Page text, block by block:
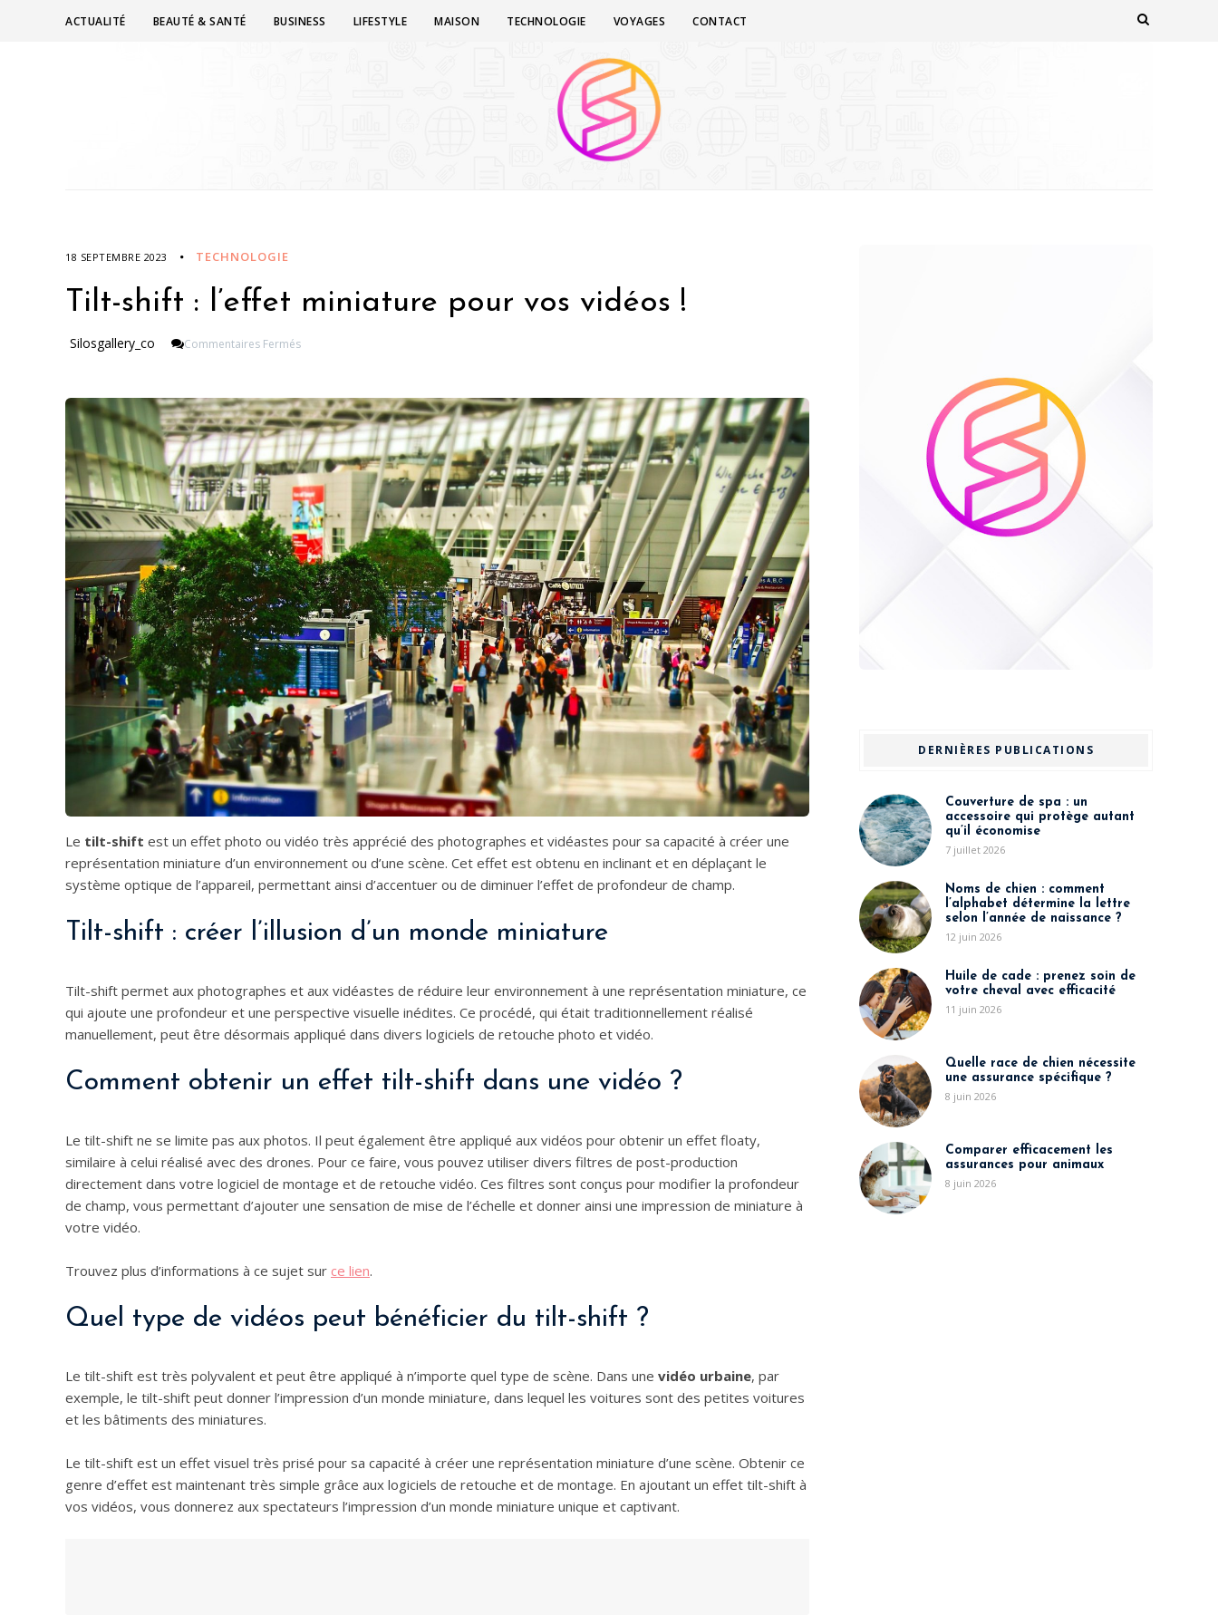
ACTUALITÉ BEAUTÉ & SANTÉ BUSINESS LIFESTYLE MAISON TECHNOLOGIE VOYAGES CONTACT
18 SEPTEMBRE 2023 TECHNOLOGIE
Tilt-shift : l’effet miniature pour vos vidéos !
Silosgallery_co Commentaires FermésSur
L’effet
Miniature
Pour
Vos
Vidéos
!
Le tilt-shift est un effet photo ou vidéo très apprécié des photographes et vidéastes pour sa capacité à créer une
représentation miniature d’un environnement ou d’une scène. Cet effet est obtenu en inclinant et en déplaçant le
système optique de l’appareil, permettant ainsi d’accentuer ou de diminuer l’effet de profondeur de champ.
Tilt-shift : créer l’illusion d’un monde miniature
Tilt-shift permet aux photographes et aux vidéastes de réduire leur environnement à une représentation miniature, ce
qui ajoute une profondeur et une perspective visuelle inédites. Ce procédé, qui était traditionnellement réalisé
manuellement, peut être désormais appliqué dans divers logiciels de retouche photo et vidéo.
Comment obtenir un effet tilt-shift dans une vidéo ?
Le tilt-shift ne se limite pas aux photos. Il peut également être appliqué aux vidéos pour obtenir un effet floaty,
similaire à celui réalisé avec des drones. Pour ce faire, vous pouvez utiliser divers filtres de post-production
directement dans votre logiciel de montage et de retouche vidéo. Ces filtres sont conçus pour modifier la profondeur
de champ, vous permettant d’ajouter une sensation de mise de l’échelle et donner ainsi une impression de miniature à
votre vidéo.
Trouvez plus d’informations à ce sujet sur ce lien.
Quel type de vidéos peut bénéficier du tilt-shift ?
Le tilt-shift est très polyvalent et peut être appliqué à n’importe quel type de scène. Dans une vidéo urbaine, par
exemple, le tilt-shift peut donner l’impression d’un monde miniature, dans lequel les voitures sont des petites voitures
et les bâtiments des miniatures.
Le tilt-shift est un effet visuel très prisé pour sa capacité à créer une représentation miniature d’une scène. Obtenir ce
genre d’effet est maintenant très simple grâce aux logiciels de retouche et de montage. En ajoutant un effet tilt-shift à
vos vidéos, vous donnerez aux spectateurs l’impression d’un monde miniature unique et captivant.
DERNIÈRES PUBLICATIONS
Couverture de spa : un
accessoire qui protège autant
qu’il économise
7 juillet 2026
Noms de chien : comment
l’alphabet détermine la lettre
selon l’année de naissance ?
12 juin 2026
Huile de cade : prenez soin de
votre cheval avec efficacité
11 juin 2026
Quelle race de chien nécessite
une assurance spécifique ?
8 juin 2026
Comparer efficacement les
assurances pour animaux
8 juin 2026